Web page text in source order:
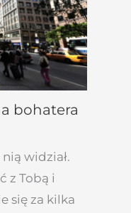
bohatera
widział.
z Tobą i
się za kilka